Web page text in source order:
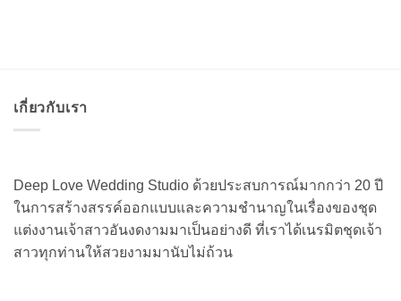
เกี่ยวกับเรา
Deep Love Wedding Studio ด้วยประสบการณ์มากกว่า 20 ปี
ในการสร้างสรรค์ออกแบบและความชำนาญในเรื่องของชุด
แต่งงานเจ้าสาวอันงดงามมาเป็นอย่างดี ที่เราได้เนรมิตชุดเจ้า
สาวทุกท่านให้สวยงามมานับไม่ถ้วน